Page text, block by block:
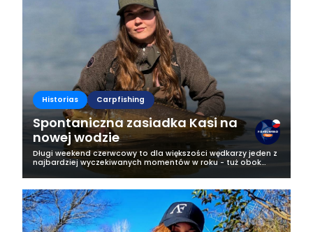
Historias Carpfishing
Spontaniczna zasiadka Kasi na
nowej wodzie
Długi weekend czerwcowy to dla większości wędkarzy jeden z
najbardziej wyczekiwanych momentów w roku - tuż obok
majówki. Każdy fan wędkarstwa marzy wtedy o tym, żeby
wyrwać się nad upragnioną...